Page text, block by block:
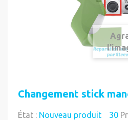
Changement stick
État : Nouveau produit 30